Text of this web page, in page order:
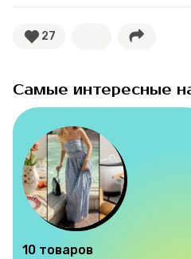
27
Самые интересные
10 товаров